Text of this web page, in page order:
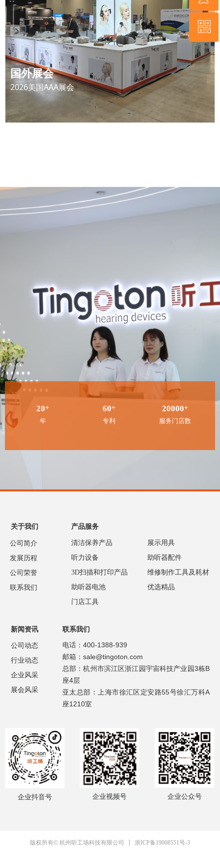
国外展会
2026美国AAA展会
ꅀ 查看更多
20+
年
60+
专利
20000+
服务门店数
关于我们
公司简介
发展历程
公司荣誉
联系我们
产品服务
展示用具
助听器配件
维修制作工具及耗材
优选精品
清洁保养产品
听力设备
3D扫描和打印产品
助听器电池
门店工具
新闻资讯
公司动态
行业动态
企业风采
展会风采
联系我们
电话：400-1388-939
邮箱：sale@tingoton.com
总部：杭州市滨江区浙江园宇宙科技产业园3栋B
座4层
亚太总部：上海市徐汇区定安路55号徐汇万科A
座1210室
企业抖音号 企业视频号 企业公众号
版权所有© 杭州听工场科技有限公司 浙ICP备19008551号-3
QQ客服
ꀥ
微信公众号